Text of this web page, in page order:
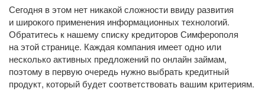
Сегодня в этом нет никакой сложности ввиду развития
и широкого применения информационных технологий.
Обратитесь к нашему списку кредиторов Симферополя
на этой странице. Каждая компания имеет одно или
несколько активных предложений по онлайн займам,
поэтому в первую очередь нужно выбрать кредитный
продукт, который будет соответствовать вашим критериям.